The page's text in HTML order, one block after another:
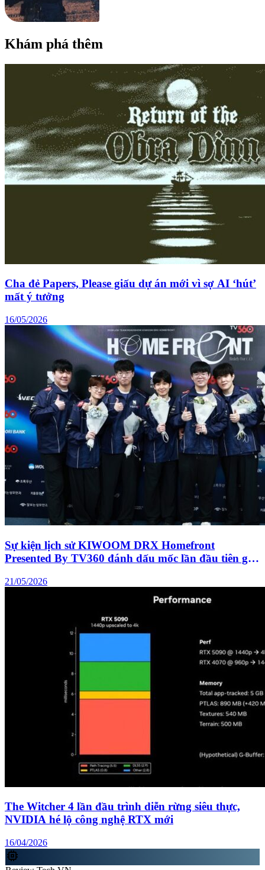
Khám phá thêm
Cha đẻ Papers, Please giấu dự án mới vì sợ AI ‘hút’
mất ý tưởng
16/05/2026
Sự kiện lịch sử KIWOOM DRX Homefront
Presented By TV360 đánh dấu mốc lần đầu tiên giải
21/05/2026
The Witcher 4 lần đầu trình diễn rừng siêu thực,
NVIDIA hé lộ công nghệ RTX mới
16/04/2026
memory